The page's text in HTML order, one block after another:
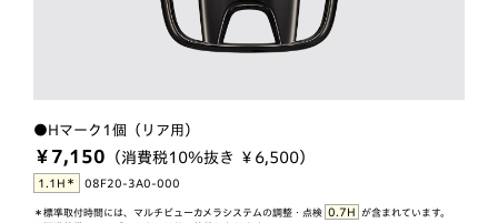
●Hマーク1個（リア用）
￥7,150 （消費税10％抜き ￥6,500）
1.1H ＊ 08F20-3A0-000
＊標準取付時間には、マルチビューカメラシステムの調整・点検 0.7H
が含まれています。